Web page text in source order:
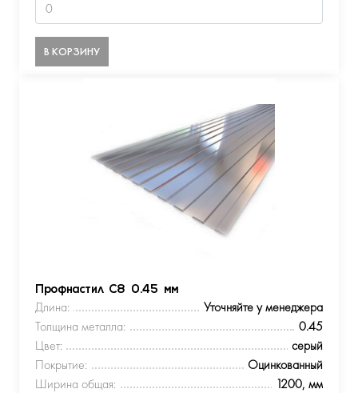
В КОРЗИНУ
Профнастил С8 0.45 мм
Длина:
Уточняйте у менеджера
Толщина металла:
0.45
Цвет:
серый
Покрытие:
Оцинкованный
Ширина общая:
1200, мм